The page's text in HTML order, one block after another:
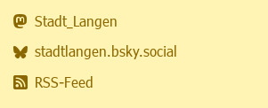
Stadt_Langen
stadtlangen.bsky.social
RSS-Feed